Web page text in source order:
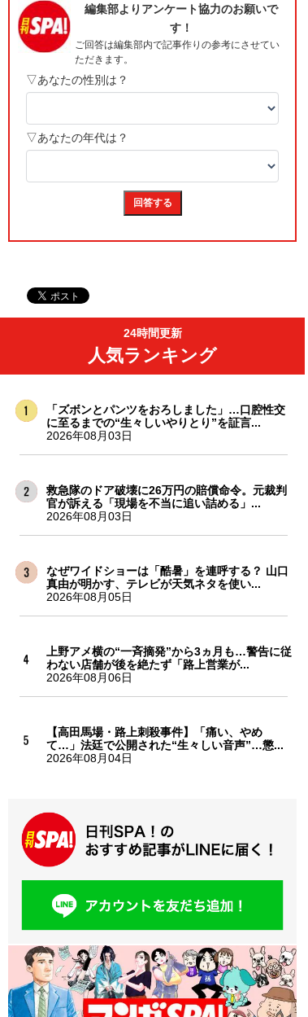
24時間更新
人気ランキング
「ズボンとパンツをおろしました」…口腔性交
に至るまでの“生々しいやりとり”を証言...
2026年08月03日
救急隊のドア破壊に26万円の賠償命令。元裁判
官が訴える「現場を不当に追い詰める」...
2026年08月03日
なぜワイドショーは「酷暑」を連呼する？ 山口
真由が明かす、テレビが天気ネタを使い...
2026年08月05日
上野アメ横の“一斉摘発”から3ヵ月も…警告に従
わない店舗が後を絶たず「路上営業が...
2026年08月06日
【高田馬場・路上刺殺事件】「痛い、やめ
て…」法廷で公開された“生々しい音声”…懲...
2026年08月04日